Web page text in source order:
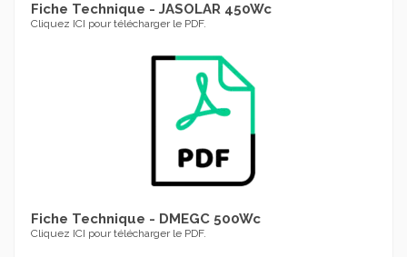
Fiche Technique - JASOLAR 450Wc
Cliquez ICI pour télécharger le PDF.
Fiche Technique - DMEGC 500Wc
Cliquez ICI pour télécharger le PDF.